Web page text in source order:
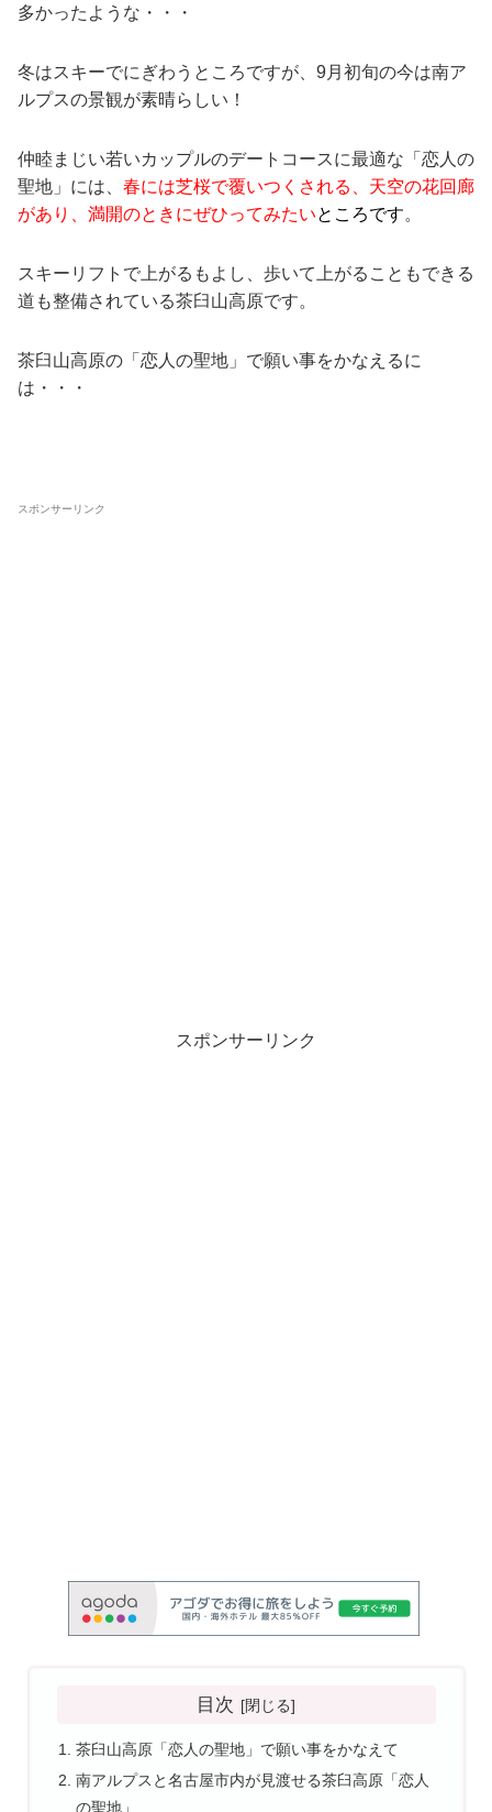
多かったような・・・
冬はスキーでにぎわうところですが、9月初旬の今は南ア
ルプスの景観が素晴らしい！
仲睦まじい若いカップルのデートコースに最適な「恋人の
聖地」には、 春には芝桜で覆いつくされる、天空の花回廊
があり、満開のときにぜひってみたいところです。
スキーリフトで上がるもよし、歩いて上がることもできる
道も整備されている茶臼山高原です。
茶臼山高原の「恋人の聖地」で願い事をかなえるに
は・・・
スポンサーリンク
スポンサーリンク
目次
茶臼山高原「恋人の聖地」で願い事をかなえて
南アルプスと名古屋市内が見渡せる茶臼高原「恋人
の聖地」